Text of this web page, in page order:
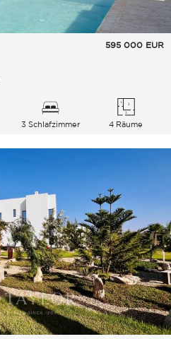
595 000 EUR
3 Schlafzimmer 4 Räume